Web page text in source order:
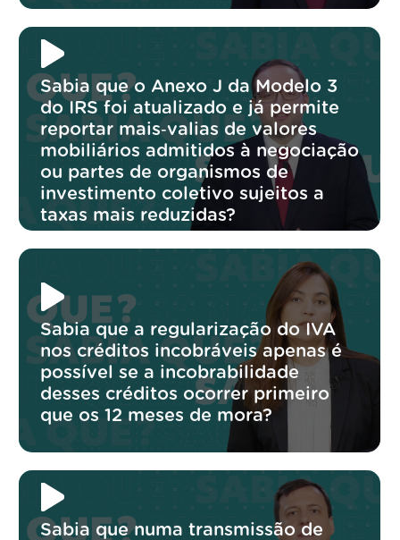
Sabia que o Anexo J da Modelo 3
do IRS foi atualizado e já permite
reportar mais‑valias de valores
mobiliários admitidos à negociação
ou partes de organismos de
investimento coletivo sujeitos a
taxas mais reduzidas?
Sabia que a regularização do IVA
nos créditos incobráveis apenas é
possível se a incobrabilidade
desses créditos ocorrer primeiro
que os 12 meses de mora?
Sabia que numa transmissão de